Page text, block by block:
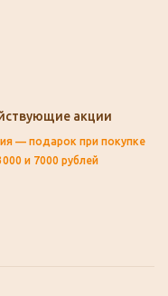
акции
— подарок при покупке
и 7000 рублей